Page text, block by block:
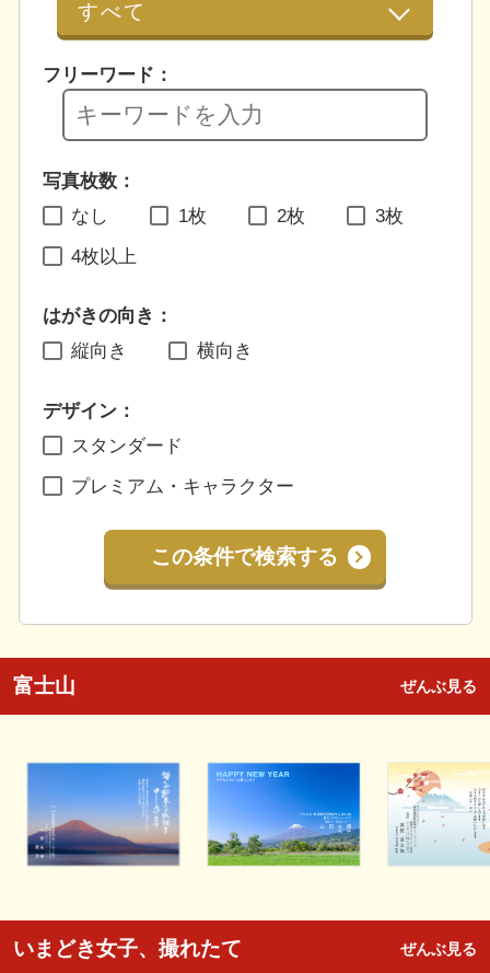
フリーワード：
写真枚数：
なし
1枚 2枚 3枚
4枚以上
はがきの向き：
縦向き
横向き
デザイン：
スタンダード
プレミアム・キャラクター
この条件で検索する
富士山 ぜんぶ見る
いまどき女子、撮れたて ぜんぶ見る